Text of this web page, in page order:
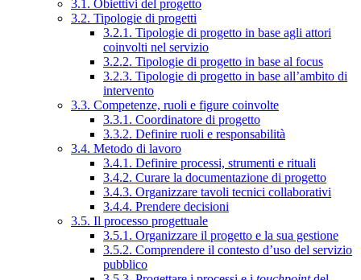
3.1. Obiettivi del progetto
3.2. Tipologie di progetti
3.2.1. Tipologie di progetto in base agli attori
coinvolti nel servizio
3.2.2. Tipologie di progetto in base al focus
3.2.3. Tipologie di progetto in base all’ambito di
intervento
3.3. Competenze, ruoli e figure coinvolte
3.3.1. Coordinatore di progetto
3.3.2. Definire ruoli e responsabilità
3.4. Metodo di lavoro
3.4.1. Definire processi, strumenti e rituali
3.4.2. Curare la documentazione di progetto
3.4.3. Organizzare tavoli tecnici collaborativi
3.4.4. Prendere decisioni
3.5. Il processo progettuale
3.5.1. Organizzare il progetto e la sua gestione
3.5.2. Comprendere il contesto d’uso del servizio
pubblico